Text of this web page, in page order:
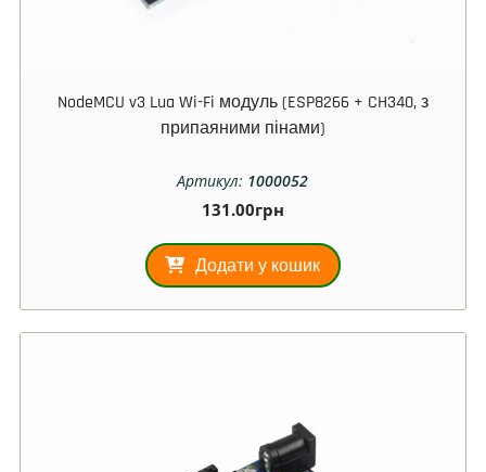
NodeMCU v3 Lua Wi-Fi модуль (ESP8266 + CH340, з
припаяними пінами)
Артикул: 1000052
131.00грн
Додати у кошик